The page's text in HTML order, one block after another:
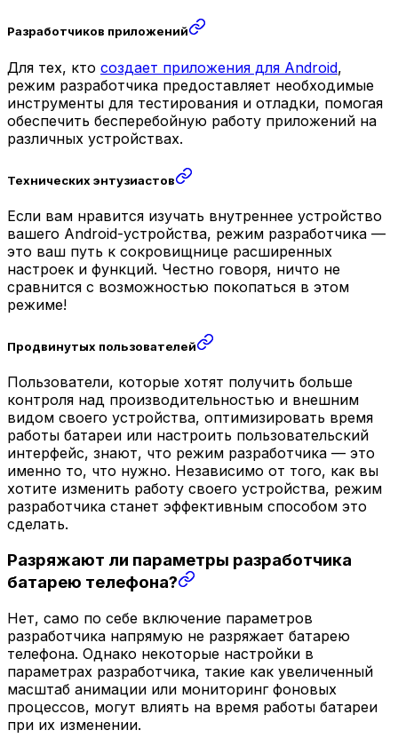
Разработчиков приложений
Для тех, кто создает приложения для Android,
режим разработчика предоставляет необходимые
инструменты для тестирования и отладки, помогая
обеспечить бесперебойную работу приложений на
различных устройствах.
Технических энтузиастов
Если вам нравится изучать внутреннее устройство
вашего Android-устройства, режим разработчика —
это ваш путь к сокровищнице расширенных
настроек и функций. Честно говоря, ничто не
сравнится с возможностью покопаться в этом
режиме!
Продвинутых пользователей
Пользователи, которые хотят получить больше
контроля над производительностью и внешним
видом своего устройства, оптимизировать время
работы батареи или настроить пользовательский
интерфейс, знают, что режим разработчика — это
именно то, что нужно. Независимо от того, как вы
хотите изменить работу своего устройства, режим
разработчика станет эффективным способом это
сделать.
Разряжают ли параметры разработчика
батарею телефона?
Нет, само по себе включение параметров
разработчика напрямую не разряжает батарею
телефона. Однако некоторые настройки в
параметрах разработчика, такие как увеличенный
масштаб анимации или мониторинг фоновых
процессов, могут влиять на время работы батареи
при их изменении.